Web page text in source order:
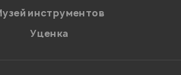
инструментов
Уценка